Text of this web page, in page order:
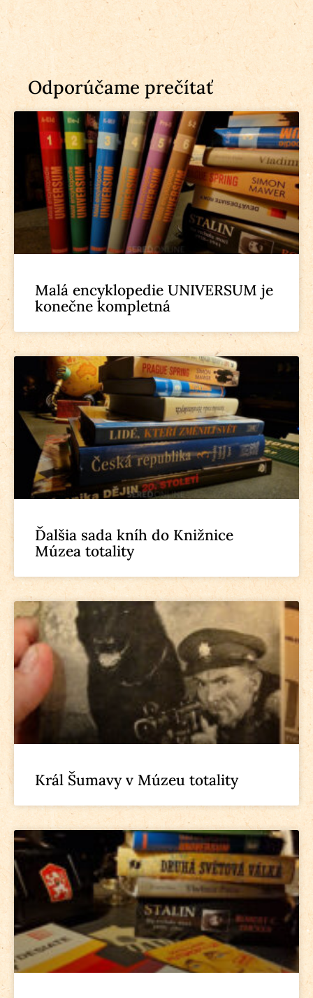
Odporúčame prečítať
Malá encyklopedie UNIVERSUM je
konečne kompletná
Ďalšia sada kníh do Knižnice
Múzea totality
Král Šumavy v Múzeu totality